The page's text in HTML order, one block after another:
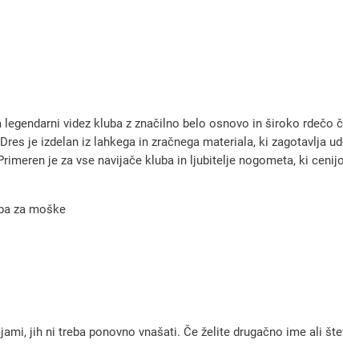
n
i
a
videz kluba z značilno belo osnovo in široko rdečo
je izdelan iz lahkega in zračnega materiala, ki zagotavlja
je za vse navijače kluba in ljubitelje nogometa, ki
za moške
jih ni treba ponovno vnašati. Če želite drugačno ime ali